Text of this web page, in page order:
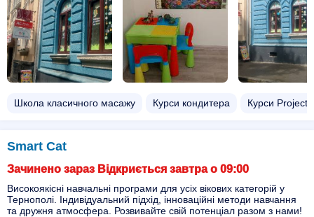
Школа класичного масажу Курси кондитера Курси Project
Smart Cat
Зачинено зараз Відкриється завтра о 09:00
Високоякісні навчальні програми для усіх вікових категорій у
Тернополі. Індивідуальний підхід, інноваційні методи навчання
та дружня атмосфера. Розвивайте свій потенціал разом з нами!